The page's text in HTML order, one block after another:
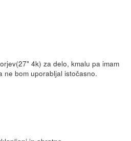
4k) za delo, kmalu pa imam
ne bom uporabljal istočasno.